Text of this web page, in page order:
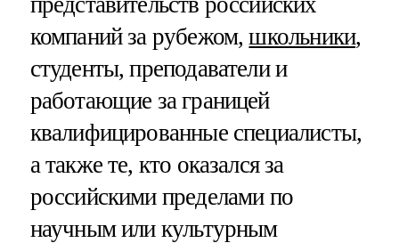
компаний за рубежом,школьники,
студенты, преподаватели и
работающие за границей
квалифицированные специалисты,
а также те, кто оказался за
российскими пределами по
научным или культурным